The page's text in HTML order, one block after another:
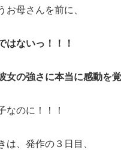
お母さんを前に、
はないっ！！！
女の強さに本当に感動を覚
なのに！！！
は、発作の３日目、